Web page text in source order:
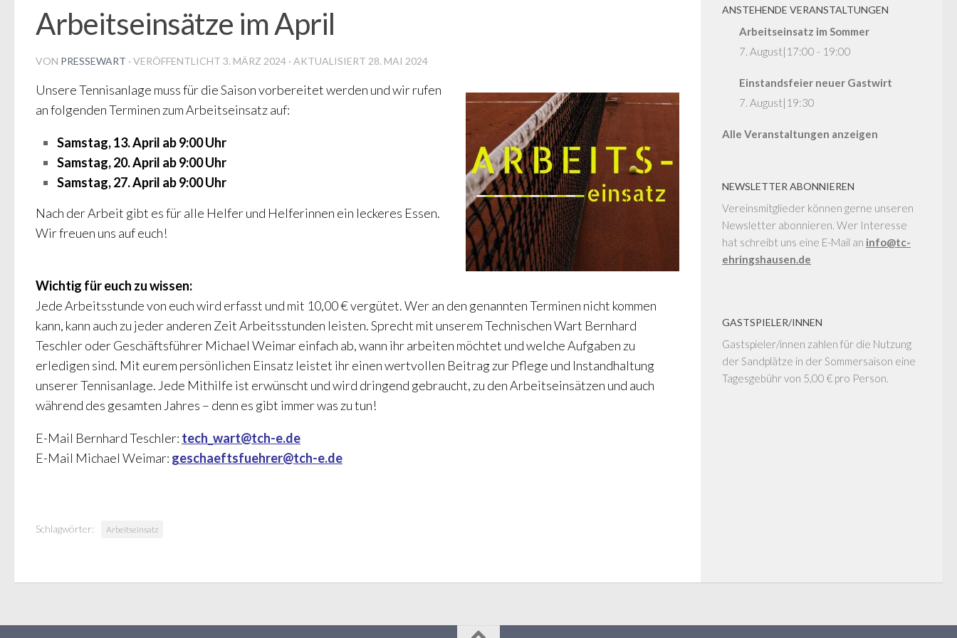
Arbeitseinsätze im April
VON PRESSEWART · VERÖFFENTLICHT 3. MÄRZ 2024 · AKTUALISIERT 28. MAI 2024
Unsere Tennisanlage muss für die Saison vorbereitet werden und wir rufen
an folgenden Terminen zum Arbeitseinsatz auf:
Samstag, 13. April ab 9:00 Uhr
Samstag, 20. April ab 9:00 Uhr
Samstag, 27. April ab 9:00 Uhr
Nach der Arbeit gibt es für alle Helfer und Helferinnen ein leckeres Essen.
Wir freuen uns auf euch!
Wichtig für euch zu wissen:
Jede Arbeitsstunde von euch wird erfasst und mit 10,00 € vergütet. Wer an den genannten Terminen nicht kommen
kann, kann auch zu jeder anderen Zeit Arbeitsstunden leisten. Sprecht mit unserem Technischen Wart Bernhard
Teschler oder Geschäftsführer Michael Weimar einfach ab, wann ihr arbeiten möchtet und welche Aufgaben zu
erledigen sind. Mit eurem persönlichen Einsatz leistet ihr einen wertvollen Beitrag zur Pflege und Instandhaltung
unserer Tennisanlage. Jede Mithilfe ist erwünscht und wird dringend gebraucht, zu den Arbeitseinsätzen und auch
während des gesamten Jahres – denn es gibt immer was zu tun!
E-Mail Bernhard Teschler: tech_wart@tch-e.de
E-Mail Michael Weimar: geschaeftsfuehrer@tch-e.de
Schlagwörter: Arbeitseinsatz
ANSTEHENDE VERANSTALTUNGEN
Arbeitseinsatz im Sommer
7. August|17:00 - 19:00
Einstandsfeier neuer Gastwirt
7. August|19:30
Alle Veranstaltungen anzeigen
NEWSLETTER ABONNIEREN
Vereinsmitglieder können gerne unseren
Newsletter abonnieren. Wer Interesse
hat schreibt uns eine E-Mail an info@tc-
ehringshausen.de
GASTSPIELER/INNEN
Gastspieler/innen zahlen für die Nutzung
der Sandplätze in der Sommersaison eine
Tagesgebühr von 5,00 € pro Person.